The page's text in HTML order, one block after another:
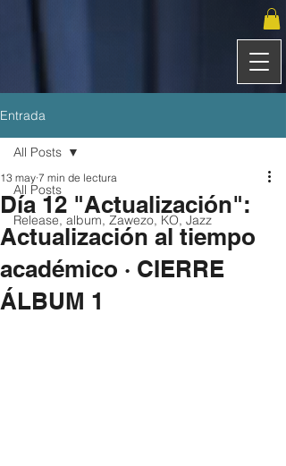
Entrada
All Posts
Release, album, Zawezo, KO, Jazz
All Posts
Día 12 "Actualización":
Actualización al tiempo
académico · CIERRE
ÁLBUM 1
13 may 7 min de lectura